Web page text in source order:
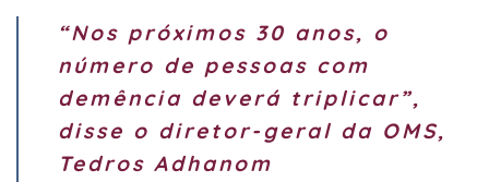
“Nos próximos 30 anos, o
número de pessoas com
demência deverá triplicar”,
disse o diretor-geral da OMS,
Tedros Adhanom